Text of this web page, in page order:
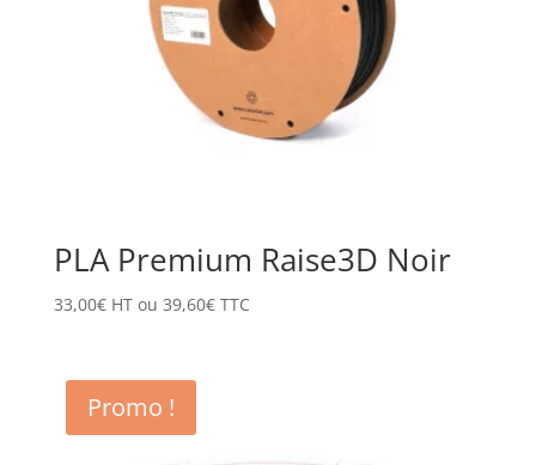
PLA Premium Raise3D Noir
33,00€ HT ou 39,60€TTC
Promo !